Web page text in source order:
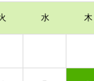
水 木